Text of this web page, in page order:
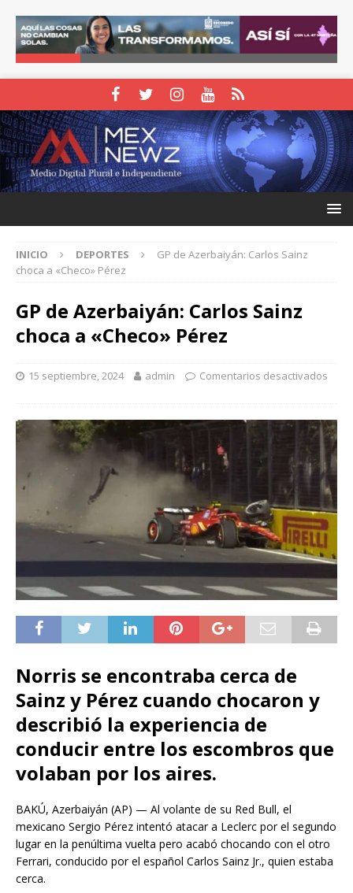
INICIO DEPORTES
GP de Azerbaiyán: Carlos Sainz
choca a «Checo» Pérez
GP de Azerbaiyán: Carlos Sainz
choca a «Checo» Pérez
15 septiembre, 2024 admin Comentarios desactivados
Norris se encontraba cerca de
Sainz y Pérez cuando chocaron y
describió la experiencia de
conducir entre los escombros que
volaban por los aires.
BAKÚ, Azerbaiyán (AP) — Al volante de su Red Bull, el
mexicano Sergio Pérez intentó atacar a Leclerc por el segundo
lugar en la penúltima vuelta pero acabó chocando con el otro
Ferrari, conducido por el español Carlos Sainz Jr., quien estaba
cerca.